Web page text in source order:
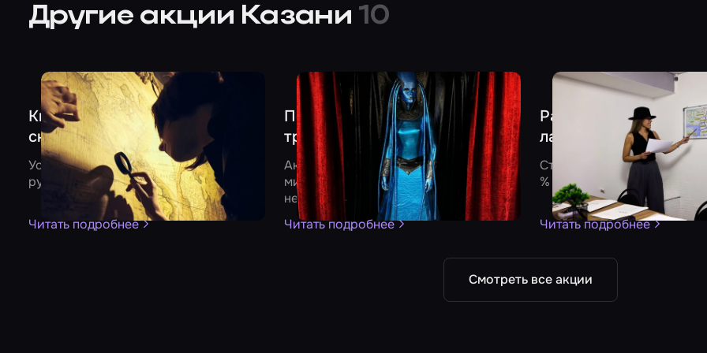
Другие акции Казани 10
- 500
Квест «Очень странные дела»
снижает цены
Успейте сыграть со скидкой 500
рублей до конца лета
Читать подробнее
- 1000
Получите скидку 1000 рублей в
трех квестах
Акция действует в квестах «Тайная
миссия Корбена Далласа», «Десять
негритят» и «Иллюзия обмана»
Читать подробнее
- 10 %
Раскройте «Тайну
лавки» со скидкой
Стоимость игр в квесте
%
Читать подробнее
Смотреть все акции